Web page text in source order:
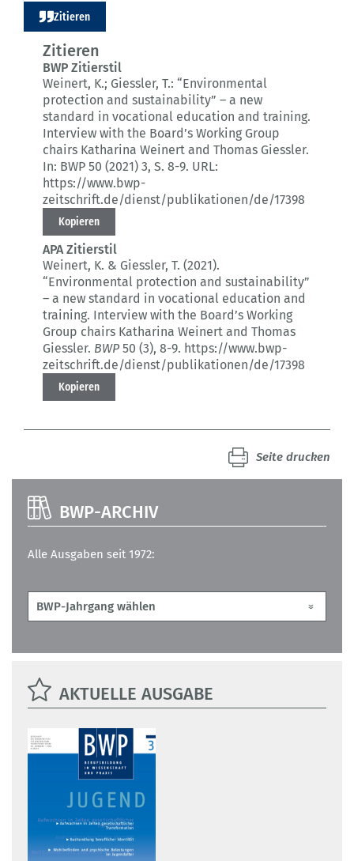
Zitieren
Zitieren
BWP Zitierstil
Weinert, K.; Giessler, T.: “Environmental
protection and sustainability” – a new
standard in vocational education and training.
Interview with the Board’s Working Group
chairs Katharina Weinert and Thomas Giessler.
In: BWP 50 (2021) 3, S. 8-9. URL:
https://www.bwp-
zeitschrift.de/dienst/publikationen/de/17398
Kopieren
APA Zitierstil
Weinert, K. & Giessler, T. (2021).
“Environmental protection and sustainability”
– a new standard in vocational education and
training. Interview with the Board’s Working
Group chairs Katharina Weinert and Thomas
Giessler. BWP50 (3), 8-9. https://www.bwp-
zeitschrift.de/dienst/publikationen/de/17398
Kopieren
Seite drucken
BWP-ARCHIV
Alle Ausgaben seit 1972:
AKTUELLE AUSGABE